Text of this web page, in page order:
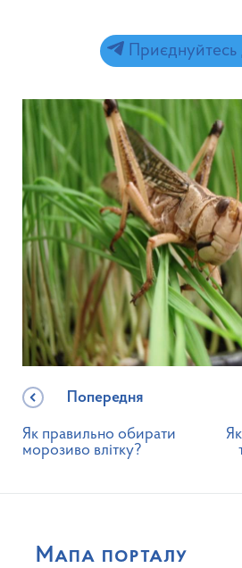
Приєднуйтесь
Попередня
Як правильно обирати
морозиво влітку?
Мапа порталу